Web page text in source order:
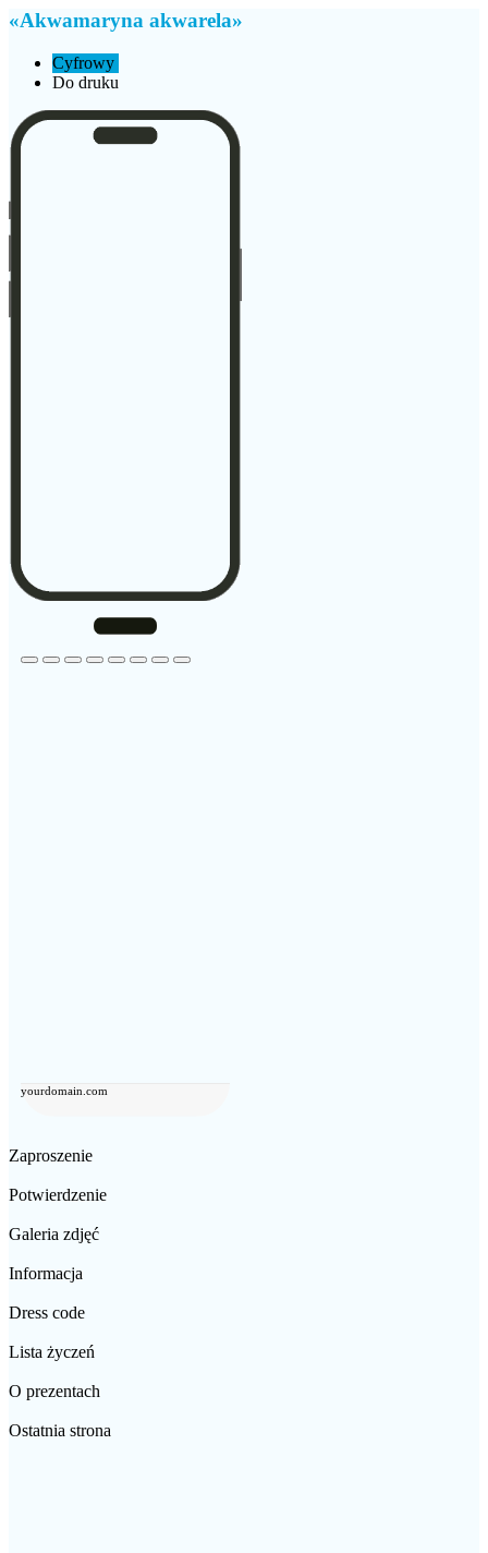
«Akwamaryna akwarela»
Cyfrowy
Do druku
yourdomain.com
Zaproszenie
Potwierdzenie
Galeria zdjęć
Informacja
Dress code
Lista życzeń
O prezentach
Ostatnia strona